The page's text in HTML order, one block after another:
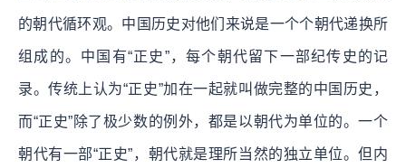
的朝代循环观。中国历史对他们来说是一个个朝代递换所
组成的。中国有“正史”，每个朝代留下一部纪传史的记
录。传统上认为“正史”加在一起就叫做完整的中国历史，
而“正史”除了极少数的例外，都是以朝代为单位的。一个
朝代有一部“正史”，朝代就是理所当然的独立单位。但内